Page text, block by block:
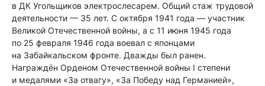
в ДК Угольщиков электрослесарем. Общий стаж трудовой
деятельности — 35 лет. С октября 1941 года — участник
Великой Отечественной войны, а с 11 июня 1945 года
по 25 февраля 1946 года воевал с японцами
на Забайкальском фронте. Дважды был ранен.
Награждён Орденом Отечественной войны I степени
и медалями «За отвагу», «За Победу над Германией»,